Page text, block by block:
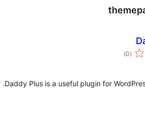
(0 ئومۇمىي
دەرىجە
)
Daddy Plus is a useful plugin for